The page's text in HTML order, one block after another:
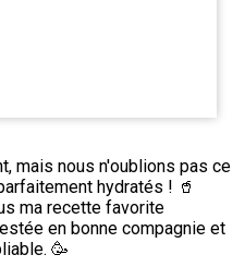
mais nous n'oublions pas ce
hydratés ! 🥤
ma recette favorite
en bonne compagnie et
🥳